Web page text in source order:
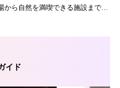
から自然を満喫できる施設まで…
イド